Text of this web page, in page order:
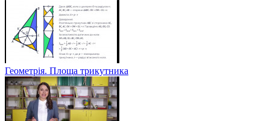
Геометрія. Площа трикутника